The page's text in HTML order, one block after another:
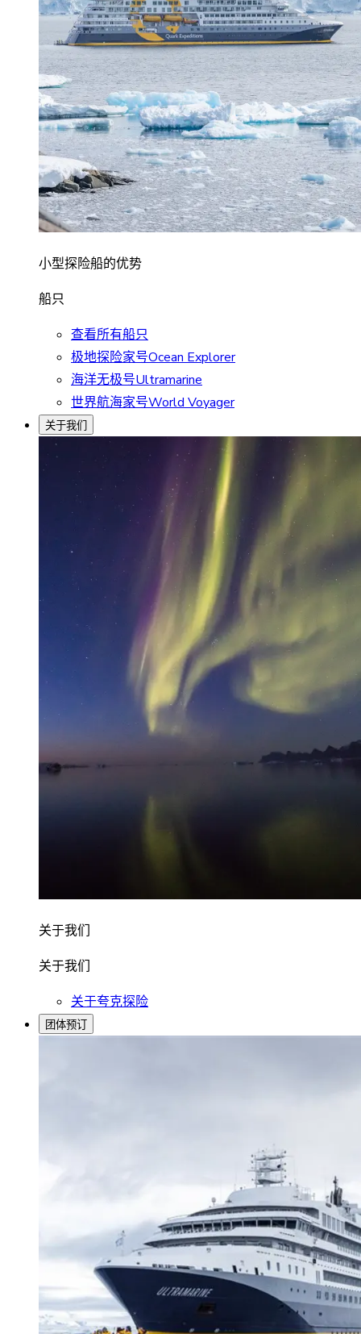
小型探险船的优势
船只
查看所有船只
极地探险家号Ocean Explorer
海洋无极号Ultramarine
世界航海家号World Voyager
关于我们
关于我们
关于我们
关于夸克探险
团体预订